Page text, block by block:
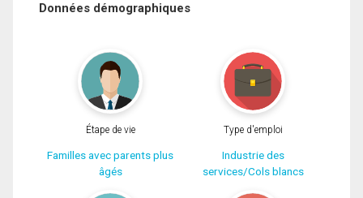
Données démographiques
Étape de vie
Familles avec parents plus
âgés
Type d'emploi
Industrie des
services/Cols blancs